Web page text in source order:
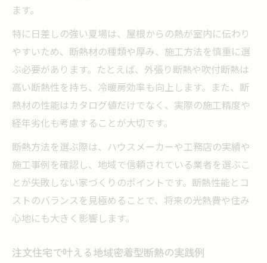
ます。
特に日差しの強い夏場は、屋根からの熱が室内に伝わり
やすいため、断熱材の種類や厚み、施工方法を慎重に選
ぶ必要があります。たとえば、外張り断熱や吹付断熱は
高い断熱性を持ち、冷暖房効率も向上します。また、断
熱材の性能はカタログ値だけでなく、実際の施工精度や
経年劣化も考慮することが大切です。
断熱方法を選ぶ際は、ハウスメーカーや工務店の実績や
施工事例を確認し、地域で信頼されている業者を選ぶこ
とが失敗しない家づくりのポイントです。断熱性能とコ
ストのバランスを見極めることで、将来の光熱費や住み
心地にも大きく影響します。
注文住宅で叶える地域密着型断熱の実践例